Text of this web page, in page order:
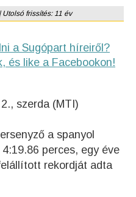
frissítés: 11 év
a Sugópart híreiről?
és like a Facebookon!
szerda (MTI)
a spanyol
4:19.86 perces, egy éve
rekordját adta